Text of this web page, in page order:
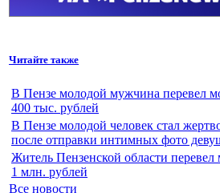
Читайте также
В Пензе молодой мужчина перевел
400 тыс. рублей
В Пензе молодой человек стал
после отправки интимных фото
Житель Пензенской области
1 млн. рублей
Все новости